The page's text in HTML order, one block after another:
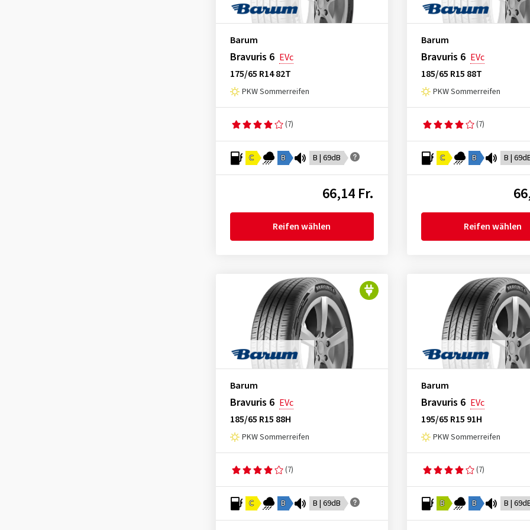
Barum
Bravuris 6 EVc
175/65 R14 82T
PKW Sommerreifen
(7)
C B B | 69dB
66,14 Fr.
Reifen wählen
Barum
Bravuris 6 EVc
185/65 R15 88T
PKW Sommerreifen
(7)
C B B |
Reifen wählen
Barum
Bravuris 6 EVc
185/65 R15 88H
PKW Sommerreifen
(7)
C B B | 69dB
Barum
Bravuris 6 EVc
195/65 R15 91H
PKW Sommerreifen
(7)
B B B |